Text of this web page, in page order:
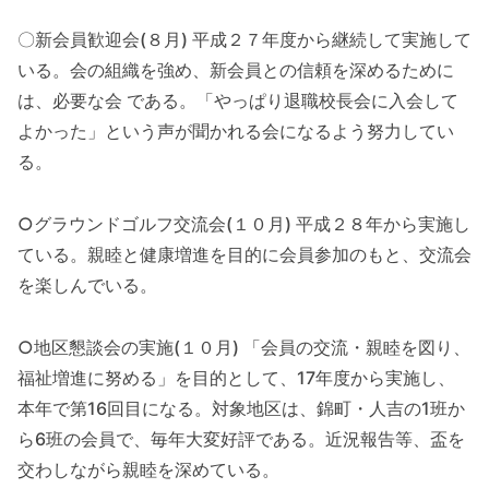
〇新会員歓迎会(８月) 平成２７年度から継続して実施して
いる。会の組織を強め、新会員との信頼を深めるために
は、必要な会 である。「やっぱり退職校長会に入会して
よかった」という声が聞かれる会になるよう努力してい
る。
○グラウンドゴルフ交流会(１０月) 平成２８年から実施し
ている。親睦と健康増進を目的に会員参加のもと、交流会
を楽しんでいる。
○地区懇談会の実施(１０月) 「会員の交流・親睦を図り、
福祉増進に努める」を目的として、17年度から実施し、
本年で第16回目になる。対象地区は、錦町・人吉の1班か
ら6班の会員で、毎年大変好評である。近況報告等、盃を
交わしながら親睦を深めている。